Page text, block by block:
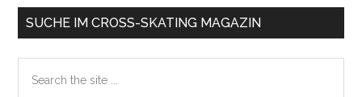
Cross-
Skating
Primary
SUCHE IM CROSS-SKATING MAGAZIN
the